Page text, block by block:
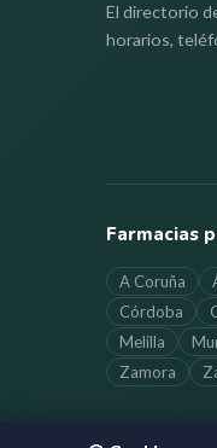
El directorio
horarios,
Farmacias
A Coruña
Córdoba
Melilla
Zamora